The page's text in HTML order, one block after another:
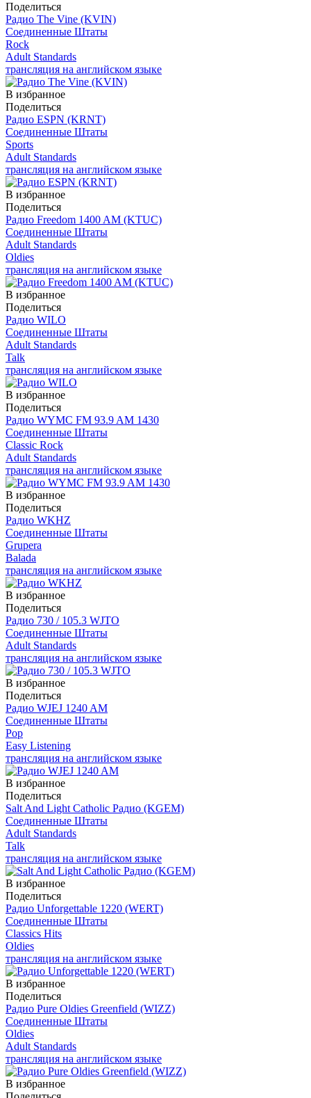
Поделиться
Радио The Vine (KVIN)
Соединенные Штаты
Rock
Adult Standards
трансляция на английском языке
В избранное
Поделиться
Радио ESPN (KRNT)
Соединенные Штаты
Sports
Adult Standards
трансляция на английском языке
В избранное
Поделиться
Радио Freedom 1400 AM (KTUC)
Соединенные Штаты
Adult Standards
Oldies
трансляция на английском языке
В избранное
Поделиться
Радио WILO
Соединенные Штаты
Adult Standards
Talk
трансляция на английском языке
В избранное
Поделиться
Радио WYMC FM 93.9 AM 1430
Соединенные Штаты
Classic Rock
Adult Standards
трансляция на английском языке
В избранное
Поделиться
Радио WKHZ
Соединенные Штаты
Grupera
Balada
трансляция на английском языке
В избранное
Поделиться
Радио 730 / 105.3 WJTO
Соединенные Штаты
Adult Standards
трансляция на английском языке
В избранное
Поделиться
Радио WJEJ 1240 AM
Соединенные Штаты
Pop
Easy Listening
трансляция на английском языке
В избранное
Поделиться
Salt And Light Catholic Радио (KGEM)
Соединенные Штаты
Adult Standards
Talk
трансляция на английском языке
В избранное
Поделиться
Радио Unforgettable 1220 (WERT)
Соединенные Штаты
Classics Hits
Oldies
трансляция на английском языке
В избранное
Поделиться
Радио Pure Oldies Greenfield (WIZZ)
Соединенные Штаты
Oldies
Adult Standards
трансляция на английском языке
В избранное